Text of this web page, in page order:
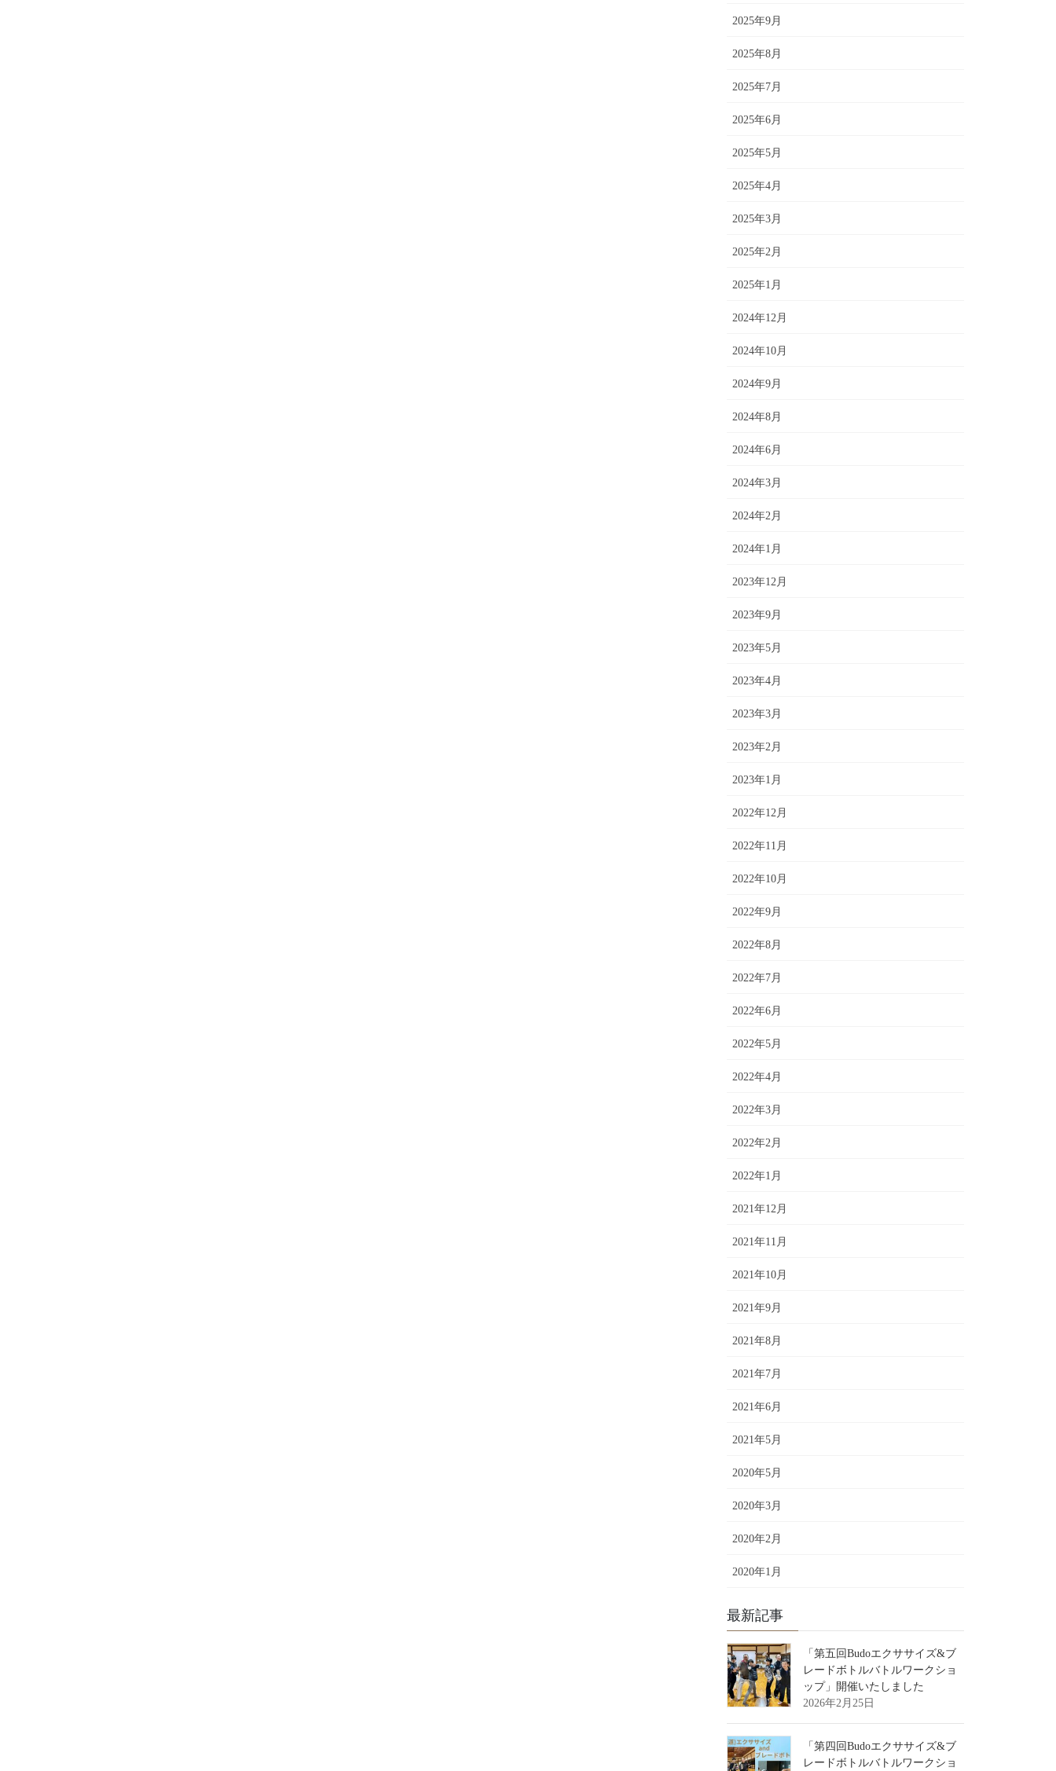
2025年9月
2025年8月
2025年7月
2025年6月
2025年5月
2025年4月
2025年3月
2025年2月
2025年1月
2024年12月
2024年10月
2024年9月
2024年8月
2024年6月
2024年3月
2024年2月
2024年1月
2023年12月
2023年9月
2023年5月
2023年4月
2023年3月
2023年2月
2023年1月
2022年12月
2022年11月
2022年10月
2022年9月
2022年8月
2022年7月
2022年6月
2022年5月
2022年4月
2022年3月
2022年2月
2022年1月
2021年12月
2021年11月
2021年10月
2021年9月
2021年8月
2021年7月
2021年6月
2021年5月
2020年5月
2020年3月
2020年2月
2020年1月
最新記事
「第五回Budoエクササイズ&ブ
レードボトルバトルワークショ
ップ」開催いたしました
2026年2月25日
「第四回Budoエクササイズ&ブ
レードボトルバトルワークショ